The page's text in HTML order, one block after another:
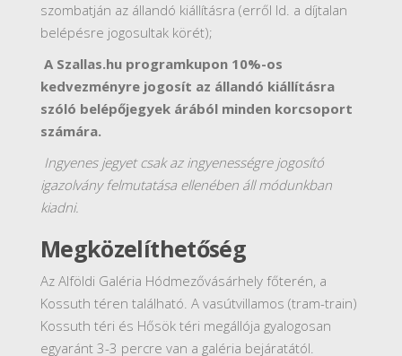
szombatján az állandó kiállításra (erről ld. a díjtalan
belépésre jogosultak körét);
A Szallas.hu programkupon 10%-os
kedvezményre jogosít az állandó kiállításra
szóló belépőjegyek árából minden korcsoport
számára.
Ingyenes jegyet csak az ingyenességre jogosító
igazolvány felmutatása ellenében áll módunkban
kiadni.
Megközelíthetőség
Az Alföldi Galéria Hódmezővásárhely főterén, a
Kossuth téren található. A vasútvillamos (tram-train)
Kossuth téri és Hősök téri megállója gyalogosan
egyaránt 3-3 percre van a galéria bejáratától.